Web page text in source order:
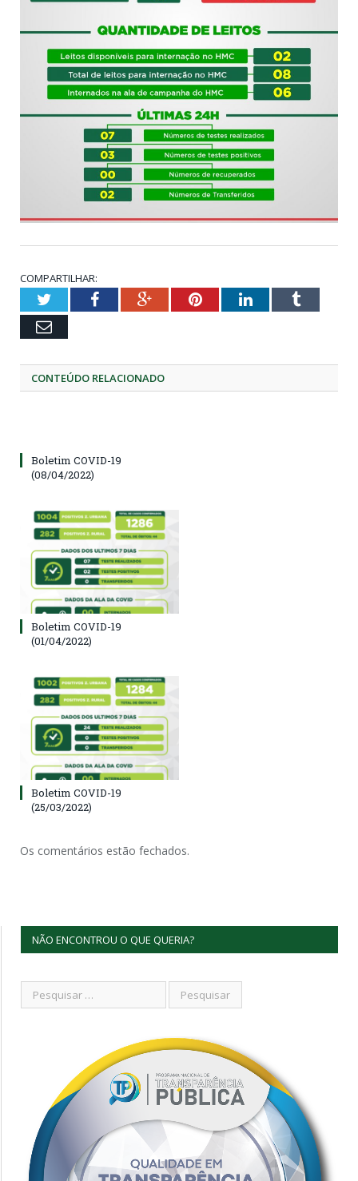
COMPARTILHAR:
TwitterFacebookGoogle+PinterestLinkedInTumblr
Email
CONTEÚDO RELACIONADO
Boletim COVID-19
(08/04/2022)
Boletim COVID-19
(01/04/2022)
Boletim COVID-19
(25/03/2022)
Os comentários estão fechados.
NÃO ENCONTROU O QUE QUERIA?